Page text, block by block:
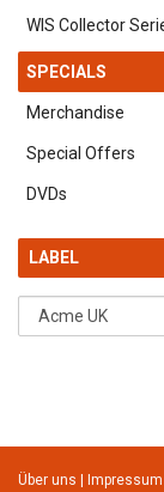
WIS Collector
SPECIALS
Merchandise
Special Offers
DVDs
LABEL
Über uns Impressum